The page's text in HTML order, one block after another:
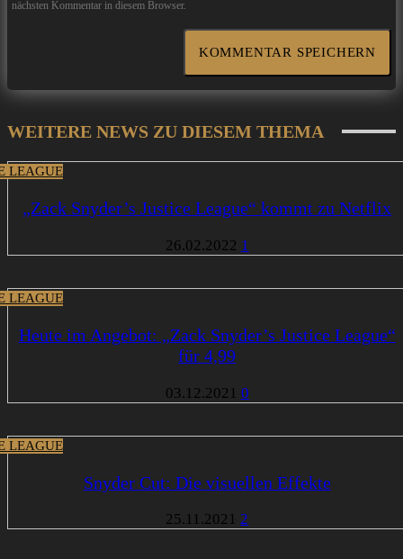
nächsten Kommentar in diesem Browser.
WEITERE NEWS ZU DIESEM THEMA
LEAGUE
„Zack Snyder’s Justice League“ kommt zu Netflix
26.02.2022 1
LEAGUE
Heute im Angebot: „Zack Snyder’s Justice League“
für 4,99
03.12.2021 0
LEAGUE
Snyder Cut: Die visuellen Effekte
25.11.2021 2